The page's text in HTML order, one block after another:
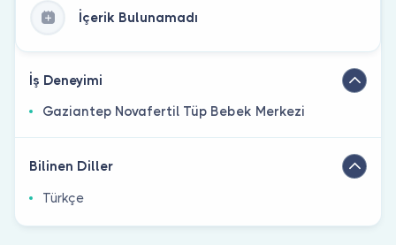
İçerik Bulunamadı
İş Deneyimi
Gaziantep Novafertil Tüp Bebek Merkezi
Bilinen Diller
Türkçe